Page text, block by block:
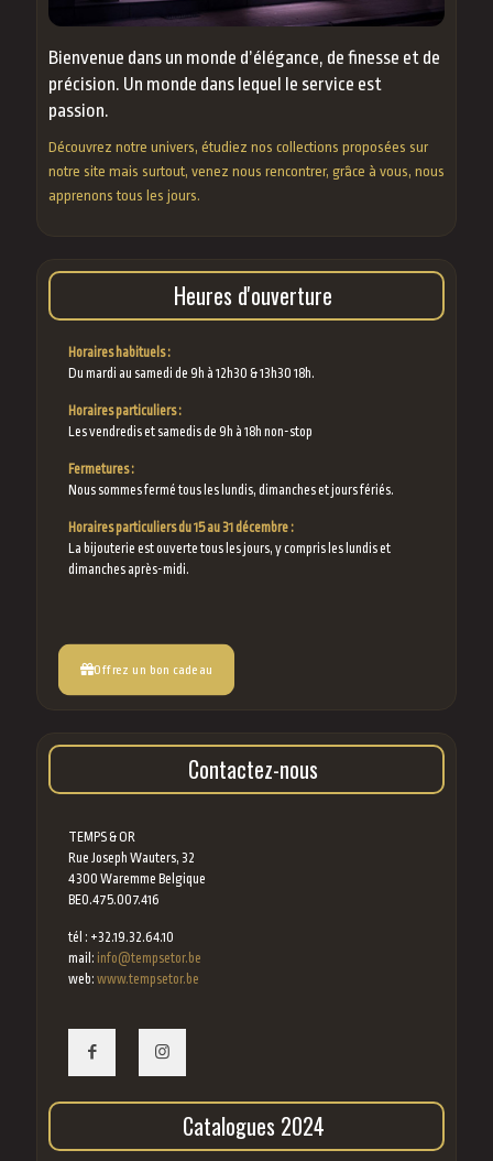
Bienvenue dans un monde d’élégance, de finesse et de
précision. Un monde dans lequel le service est
passion.
Découvrez notre univers, étudiez nos collections proposées sur
notre site mais surtout, venez nous rencontrer, grâce à vous, nous
apprenons tous les jours.
Heures d'ouverture
Horaires habituels :
Du mardi au samedi de 9h à 12h30 & 13h30 18h.
Horaires particuliers :
Les vendredis et samedis de 9h à 18h non-stop
Fermetures :
Nous sommes fermé tous les lundis, dimanches et jours fériés.
Horaires particuliers du 15 au 31 décembre :
La bijouterie est ouverte tous les jours, y compris les lundis et
dimanches après-midi.
Offrez un bon cadeau
Contactez-nous
TEMPS & OR
Rue Joseph Wauters, 32
4300 Waremme Belgique
BE0.475.007.416
tél : +32.19.32.64.10
mail: info@tempsetor.be
web: www.tempsetor.be
Catalogues 2024